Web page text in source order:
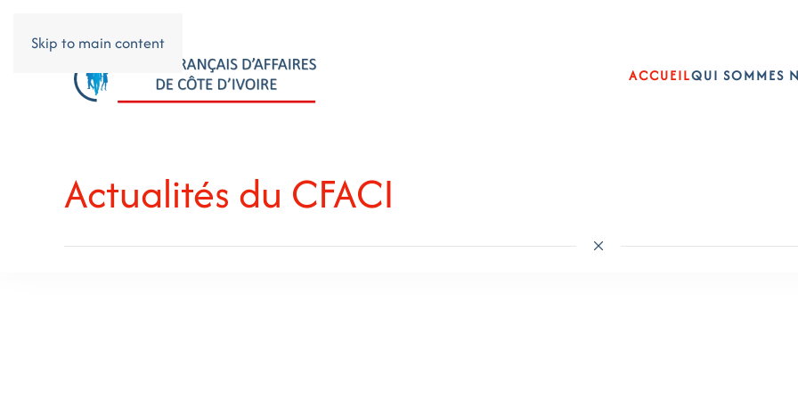
Skip to main content
ACCUEILQUI SOMMES
Actualités du CFACI